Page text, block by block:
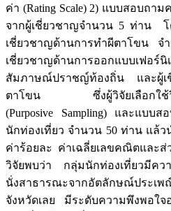
ค่า (Rating Scale) 2) แบบสอบถา
จากผู้เชี่ยวชาญจำนวน 5 ท่าน
เชี่ยวชาญด้านการทำผีตาโข
เชี่ยวชาญด้านการออกแบบเฟอ
สัมภาษณ์ปราชญ์ท้องถิ่น และผู้เชี่
ตาโขน ซึ่งผู้วิจัยเลือกใช้วิธีก
(Purposive Sampling) และแบบ
นักท่องเที่ยว จำนวน 50 ท่าน แล้
ค่าร้อยละ ค่าเฉลี่ยเลขคณิตและส่
วิจัยพบว่า กลุ่มนักท่องเที่ยวมีคว
นั่งสาธารณะจากอัตลักษณ์ประเ
จังหวัดเลย มีระดับความพึงพอใ